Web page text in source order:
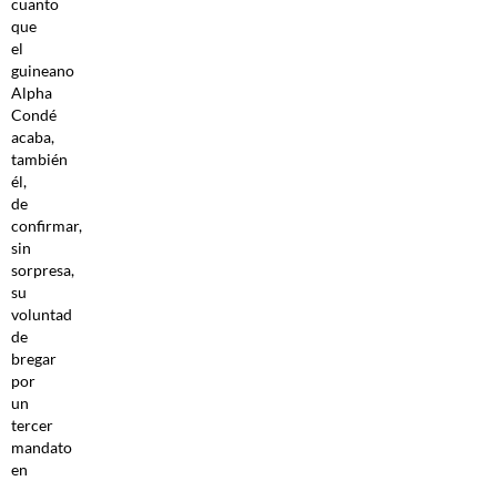
cuanto
que
el
guineano
Alpha
Condé
acaba,
también
él,
de
confirmar,
sin
sorpresa,
su
voluntad
de
bregar
por
un
tercer
mandato
en